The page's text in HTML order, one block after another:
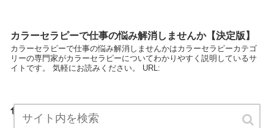
カラーセラピーで仕事の悩み解消しませんか【決定版】
カラーセラピーで仕事の悩み解消しませんかはカラーセラピーカテゴ
リーの専門家がカラーセラピーについてわかりやすく説明しているサ
イトです。 気軽にお読みください。 URL:
色選びからあなたの深層心理がわかるカラーセラピー
【決定版】